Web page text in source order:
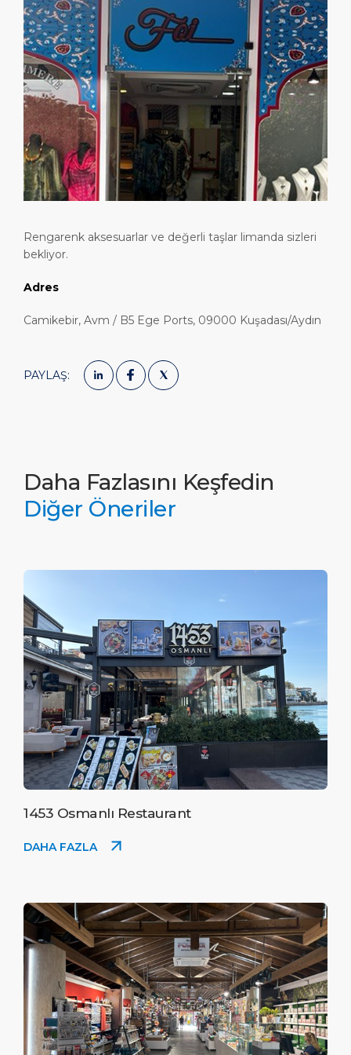
Günübirlik Rotalar
Özel İpuçları
Alışveriş ve Yemek
Lokasyon
Sağlık, Güvenlik ve Çevre
Feribot
Medya Merkezi
İletişim
LİMAN
HAKKIMIZDA
DESTİNASYON
Rengarenk aksesuarlar ve değerli taşlar limanda sizleri
bekliyor.
Adres
Camikebir, Avm / B5 Ege Ports, 09000 Kuşadası/Aydın
PAYLAŞ:
Daha Fazlasını Keşfedin
Diğer Öneriler
1453 Osmanlı Restaurant
DAHA FAZLA